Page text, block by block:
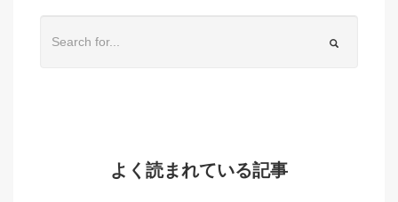
よく読まれている記事